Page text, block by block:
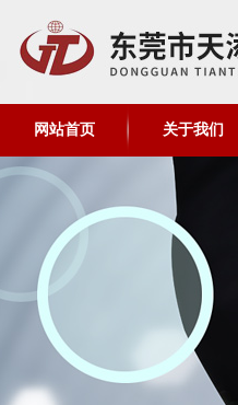
网站首页 关于我们